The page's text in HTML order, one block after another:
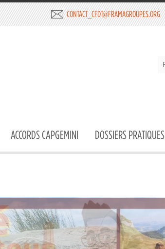
CONTACT_CFDT@FRAMAGROUPES.ORG
ACCORDS CAPGEMINI DOSSIERS PRATIQUES